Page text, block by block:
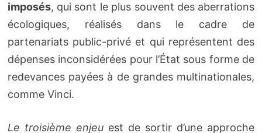
imposés, qui sont le plus souvent des aberrations
écologiques, réalisés dans le cadre de
partenariats public-privé et qui représentent des
dépenses inconsidérées pour l’État sous forme de
redevances payées à de grandes multinationales,
comme Vinci.
Le troisième enjeuest de sortir d’une approche